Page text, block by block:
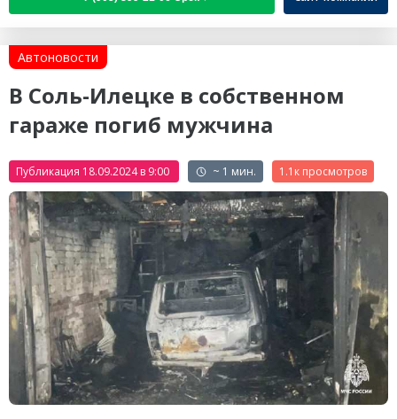
Автоновости
В Соль-Илецке в собственном
гараже погиб мужчина
Публикация 18.09.2024 в 9:00 ~ 1 мин. 1.1к